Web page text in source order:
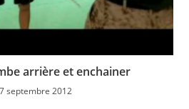
arrière et enchainer
7 septembre 2012